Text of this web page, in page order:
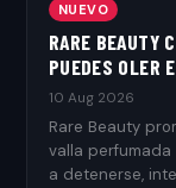
NUEVO
RARE BEAUTY
PUEDES OLER
10 Aug 2026
Rare Beauty
valla perfumada
a detenerse,